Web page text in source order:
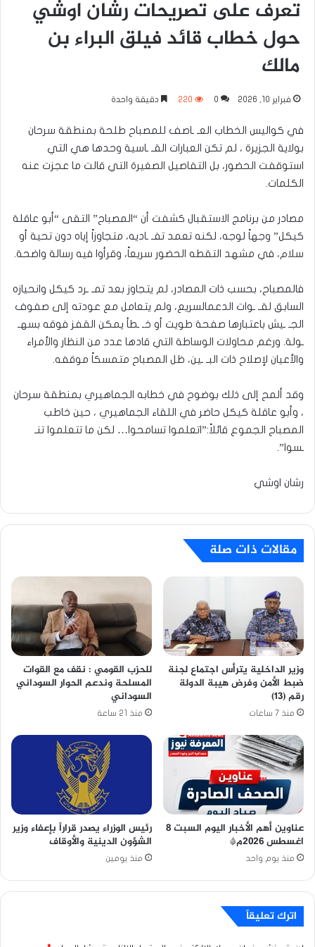
تعرف على تصريحات رشان اوشي
حول خطاب قائد فيلق البراء بن
مالك
فبراير 10, 2026 0
220 دقيقة واحدة
في كواليس الخطاب العـ ـاصف للمصباح طلحة بمنطقة سرحان
بولاية الجزيرة ، لم تكن العبارات القـ ـاسية وحدها هي التي
استوقفت الحضور، بل التفاصيل الصغيرة التي قالت ما عجزت عنه
الكلمات.
مصادر من برنامج الاستقبال كشفت أن “المصباح” التقى “أبو عاقلة
كيكل” وجهاً لوجه، لكنه تعمد تفـ ـاديه، متجاوزاً إياه دون تحية أو
سلام، في مشهد التقطه الحضور سريعاً، وقرأوا فيه رسالة واضحة.
فالمصباح، بحسب ذات المصادر، لم يتجاوز بعد تمـ ـرد كيكل وانحيازه
السابق لقـ ـوات الدعمالسريع، ولم يتعامل مع عودته إلى صفوف
الجـ ـيش باعتبارها صفحة طويت أو خـ ـطأ يمكن القفز فوقه بسهـ
ـولة. ورغم محاولات الوساطة التي قادها عدد من النظار والأمراء
والأعيان لإصلاح ذات البـ ـين، ظل المصباح متمسكاً موقفه.
وقد ألمح إلى ذلك بوضوح في خطابه الجماهيري بمنطقة سرحان
، وأبو عاقلة كيكل حاضر في اللقاء الجماهيري ، حين خاطب
المصباح الجموع قائلاً:”اتعلموا تسامحوا… لكن ما تتعلموا تنـ
ـسوا”.
رشان اوشي
مقالات ذات صلة
وزير الداخلية يترأس اجتماع لجنة
ضبط الأمن وفرض هيبة الدولة
رقم (13)
منذ 7 ساعات
للحزب القومي : نقف مع القوات
المسلحة وندعم الحوار السوداني
السوداني
منذ 21 ساعة
عناوين أهم الأخبار اليوم السبت ٨
اغسطس ٢٠٢٦م*
منذ يوم واحد
رئيس الوزراء يصدر قراراً بإعفاء وزير
الشؤون الدينية والأوقاف
منذ يومين
اترك تعليقاً